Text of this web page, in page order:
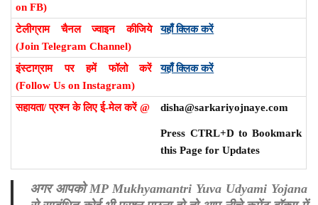
on FB)
टेलीग्राम चैनल ज्वाइन कीजिये
(Join Telegram Channel)
यहाँ क्लिक करें
इंस्टाग्राम पर हमें फॉलो करें
(Follow Us on Instagram)
यहाँ क्लिक करें
सहायता/ प्रश्न के लिए ई-मेल करें @ disha@sarkariyojnaye.com
Press CTRL+D to Bookmark
this Page for Updates
अगर आपको MP Mukhyamantri Yuva Udyami Yojana